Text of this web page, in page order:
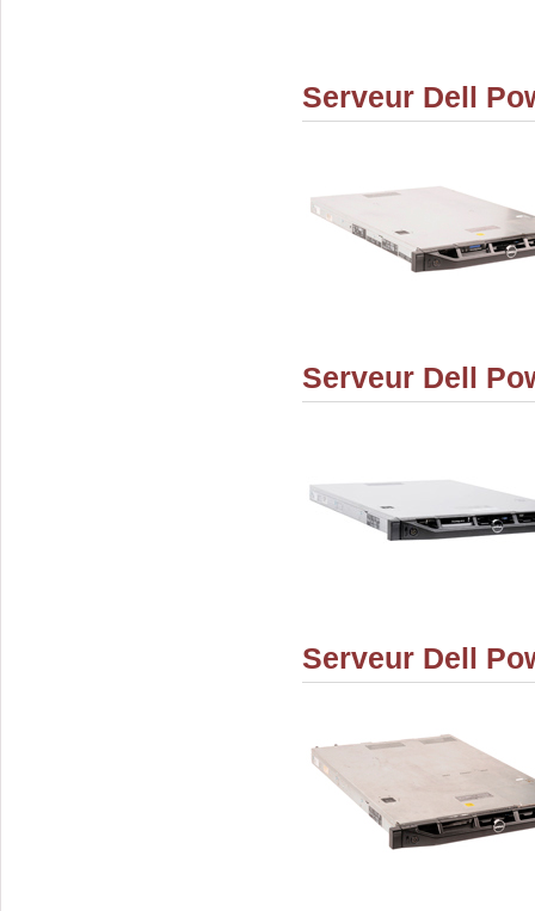
Serveur Dell
Serveur Dell
Serveur Dell